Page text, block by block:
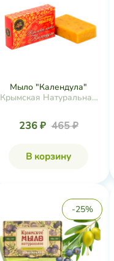
Мыло "Календула"
Крымская Натуральная
236 ₽ 465 ₽
В корзину
-25%